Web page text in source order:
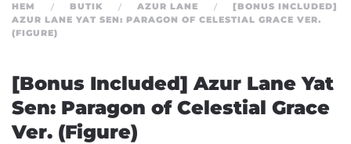
HEM BUTIK AZUR LANE
[BONUS INCLUDED]
AZUR LANE YAT SEN: PARAGON OF CELESTIAL GRACE VER.
(FIGURE)
[Bonus Included] Azur Lane Yat
Sen: Paragon of Celestial Grace
Ver. (Figure)